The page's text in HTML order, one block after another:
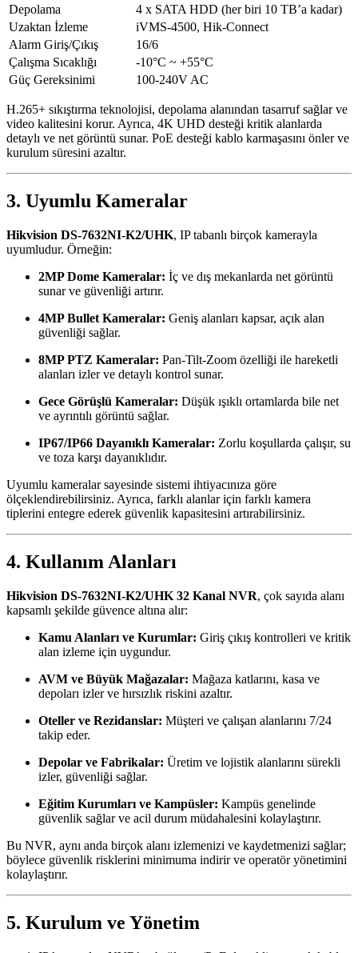
Depolama
4 x SATA HDD (her biri 10 TB’a kadar)
Uzaktan İzleme
iVMS-4500, Hik-Connect
Alarm Giriş/Çıkış
16/6
Çalışma Sıcaklığı
-10°C ~ +55°C
Güç Gereksinimi
100-240V AC
H.265+ sıkıştırma teknolojisi, depolama alanından tasarruf sağlar ve
video kalitesini korur. Ayrıca, 4K UHD desteği kritik alanlarda
detaylı ve net görüntü sunar. PoE desteği kablo karmaşasını önler ve
kurulum süresini azaltır.
3. Uyumlu Kameralar
Hikvision DS-7632NI-K2/UHK, IP tabanlı birçok kamerayla
uyumludur. Örneğin:
2MP Dome Kameralar: İç ve dış mekanlarda net görüntü
sunar ve güvenliği artırır.
4MP Bullet Kameralar: Geniş alanları kapsar, açık alan
güvenliği sağlar.
8MP PTZ Kameralar: Pan-Tilt-Zoom özelliği ile hareketli
alanları izler ve detaylı kontrol sunar.
Gece Görüşlü Kameralar: Düşük ışıklı ortamlarda bile net
ve ayrıntılı görüntü sağlar.
IP67/IP66 Dayanıklı Kameralar: Zorlu koşullarda çalışır, su
ve toza karşı dayanıklıdır.
Uyumlu kameralar sayesinde sistemi ihtiyacınıza göre
ölçeklendirebilirsiniz. Ayrıca, farklı alanlar için farklı kamera
tiplerini entegre ederek güvenlik kapasitesini artırabilirsiniz.
4. Kullanım Alanları
Hikvision DS-7632NI-K2/UHK 32 Kanal NVR, çok sayıda alanı
kapsamlı şekilde güvence altına alır:
Kamu Alanları ve Kurumlar: Giriş çıkış kontrolleri ve kritik
alan izleme için uygundur.
AVM ve Büyük Mağazalar: Mağaza katlarını, kasa ve
depoları izler ve hırsızlık riskini azaltır.
Oteller ve Rezidanslar: Müşteri ve çalışan alanlarını 7/24
takip eder.
Depolar ve Fabrikalar: Üretim ve lojistik alanlarını sürekli
izler, güvenliği sağlar.
Eğitim Kurumları ve Kampüsler: Kampüs genelinde
güvenlik sağlar ve acil durum müdahalesini kolaylaştırır.
Bu NVR, aynı anda birçok alanı izlemenizi ve kaydetmenizi sağlar;
böylece güvenlik risklerini minimuma indirir ve operatör yönetimini
kolaylaştırır.
5. Kurulum ve Yönetim